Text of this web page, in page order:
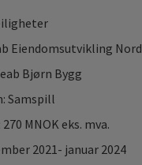
Eiendomsutvikling Nord
Bjørn Bygg
Samspill
MNOK eks. mva.
2021- januar 2024